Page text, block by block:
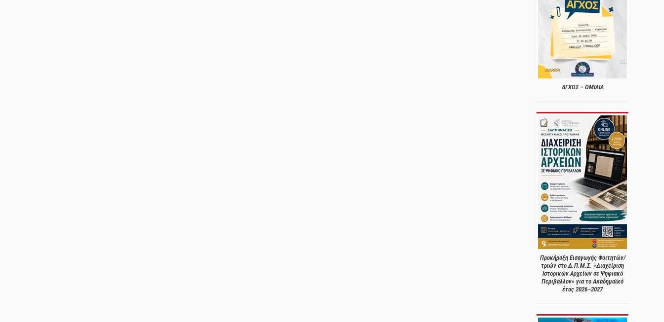
ΑΓΧΟΣ – ΟΜΙΛΙΑ
Προκήρυξη Εισαγωγής Φοιτητών/
τριών στο Δ.Π.Μ.Σ. «Διαχείριση
Ιστορικών Αρχείων σε Ψηφιακό
Περιβάλλον» για το Ακαδημαϊκό
έτος 2026–2027